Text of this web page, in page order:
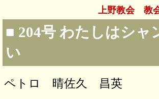
上野教会 教
■ 204号 わたしはシ
い
ペトロ 晴佐久 昌英